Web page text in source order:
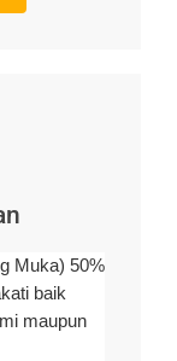
Muka) 50%
baik
maupun